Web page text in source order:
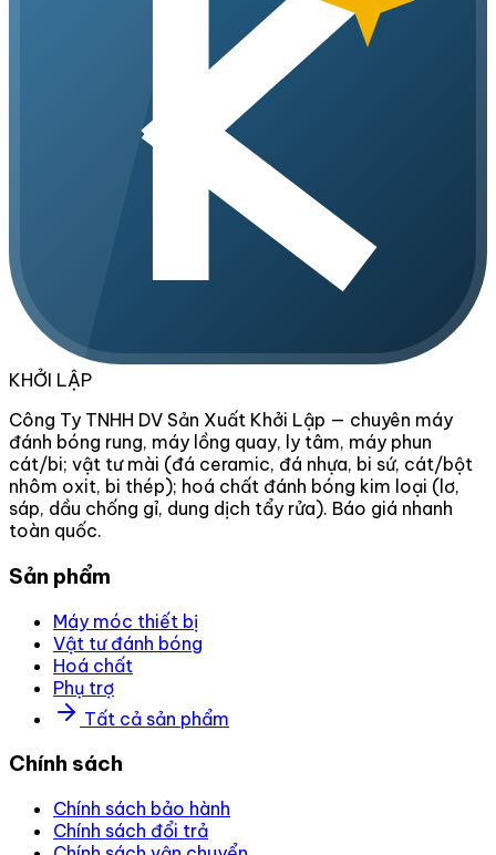
KHỞI LẬP
Công Ty TNHH DV Sản Xuất Khởi Lập — chuyên máy
đánh bóng rung, máy lồng quay, ly tâm, máy phun
cát/bi; vật tư mài (đá ceramic, đá nhựa, bi sứ, cát/bột
nhôm oxit, bi thép); hoá chất đánh bóng kim loại (lơ,
sáp, dầu chống gỉ, dung dịch tẩy rửa). Báo giá nhanh
toàn quốc.
Sản phẩm
Máy móc thiết bị
Vật tư đánh bóng
Hoá chất
Phụ trợ
Tất cả sản phẩm
Chính sách
Chính sách bảo hành
Chính sách đổi trả